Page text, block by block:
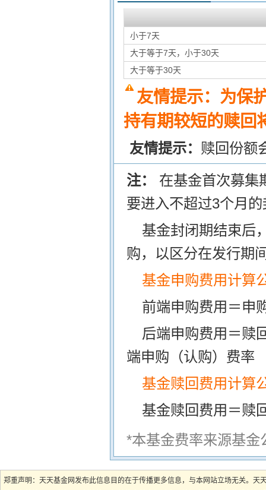
小于7天
大于等于7天，小于30天
大于等于30天
友情提示：为保
持有期较短的赎回
友情提示： 赎回份额
注： 在基金首次募集
要进入不超过3个月
基金封闭期结束后
购，以区分在发行期
基金申购费用计算
前端申购费用＝申
后端申购费用＝赎
端申购（认购）费率
基金赎回费用计算
基金赎回费用＝赎
*本基金费率来源基
郑重声明：天天基金网发布此信息目的在于传播更多信息，与本网站立场无关。